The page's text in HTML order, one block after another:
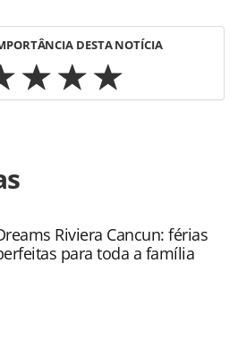
DESTA NOTÍCIA
aviacao/parcerias/2024/06/
lanca-nave-espacial-
as ferramentas oferecidas na
produzido pela PANROTAS
brasileira sobre direito
conteúdo sem autorização da
Riviera Cancun: férias
para toda a família